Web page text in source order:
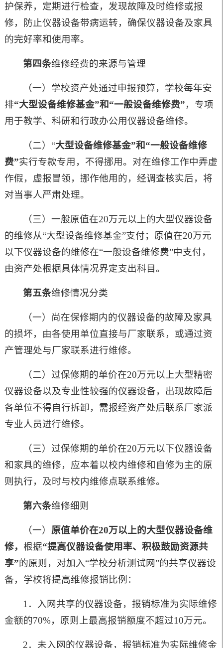
护保养，定期进行检查，发现故障及时维修或报
修，防止仪器设备带病运转，确保仪器设备及家具
的完好率和使用率。
第四条维修经费的来源与管理
（一）学校资产处通过申报预算，学校每年安
排“大型设备维修基金”和“一般设备维修费”，专项
用于教学、科研和行政办公用仪器设备维修。
（二）“大型设备维修基金”和“一般设备维修
费”实行专款专用，不得挪用。对在维修工作中弄虚
作假，虚报冒领，挪作他用的，经调查核实后，将
对当事人严肃处理。
（三）一般原值在20万元以上的大型仪器设备
的维修从“大型设备维修基金”支付；原值在20万元
以下仪器设备的维修在“一般设备维修费”中支付，
由资产处根据具体情况界定支出科目。
第五条维修情况分类
（一）尚在保修期内的仪器设备的故障及家具
的损坏，由各使用单位直接与厂家联系，或通过资
产管理处与厂家联系进行维修。
（二）过保修期的单价在20万元以上大型精密
仪器设备以及专业性较强的仪器设备，出现故障后
各单位不得自行拆卸，需报经资产处后联系厂家派
专业人员进行维修。
（三）过保修期的单价在20万元以下仪器设备
和家具的维修，应本着以校内维修和自修为主的原
则执行，及时与校内维修点联系维修。
第六条维修细则
（一） 原值单价在20万以上的大型仪器设备维
修， 根据“提高仪器设备使用率、积极鼓励资源共
享”的原则，对加入“学校分析测试网”的共享仪器设
备，学校将提高维修报销比例：
1．入网共享的仪器设备，报销标准为实际维修
金额的70%，原则上最高报销额度不超过10万元。
2．未入网的仪器设备，报销标准为实际维修金